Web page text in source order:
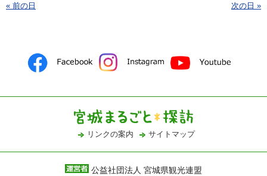
« 前の日 次の日 »
リンクの案内 サイトマップ
公益社団法人 宮城県観光連盟